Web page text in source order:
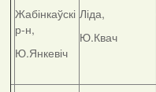
Жабінкаўскі
р-н,
Ю.Янкевіч
Ліда,
Ю.Квач